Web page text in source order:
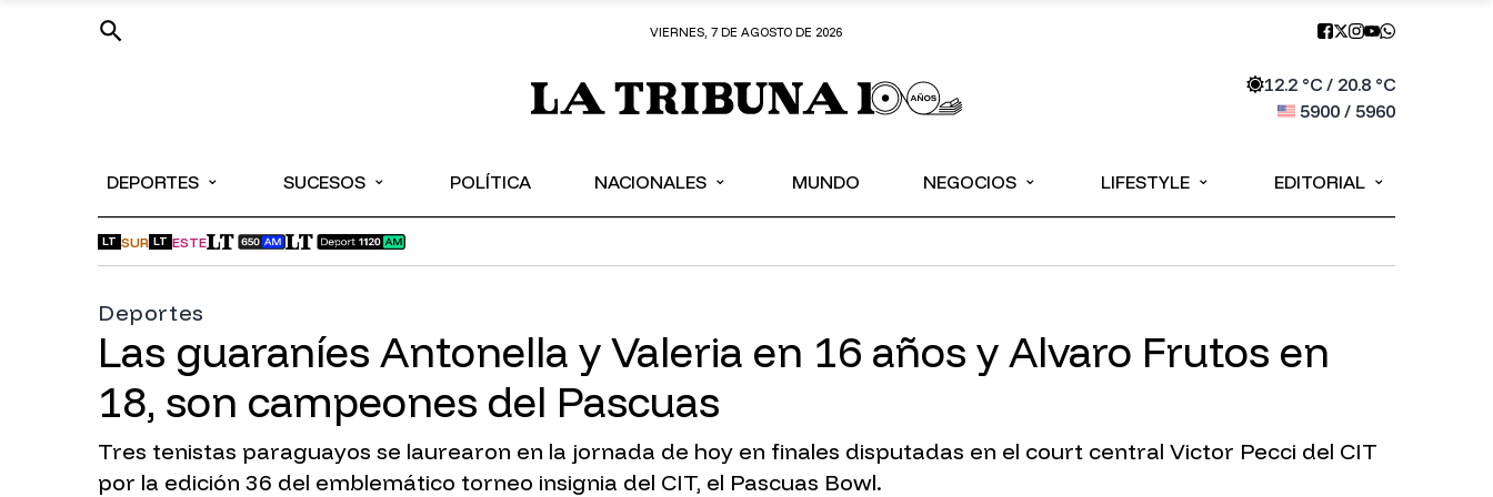
VIERNES, 7 DE AGOSTO DE 2026
12.2°C / 20.8°C
5900/ 5960
DEPORTES ⌄ SUCESOS ⌄ POLÍTICA NACIONALES ⌄ MUNDO NEGOCIOS ⌄ LIFESTYLE ⌄ EDITORIAL ⌄
LT SUR LT ESTE
Deportes
Las guaraníes Antonella y Valeria en 16 años y Alvaro Frutos en
18, son campeones del Pascuas
Tres tenistas paraguayos se laurearon en la jornada de hoy en finales disputadas en el court central Victor Pecci del CIT
por la edición 36 del emblemático torneo insignia del CIT, el Pascuas Bowl.